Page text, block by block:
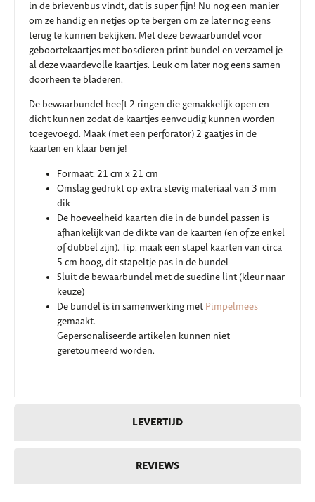
LEVERTIJD
REVIEWS
in de brievenbus vindt, dat is super fijn! Nu nog een manier
om ze handig en netjes op te bergen om ze later nog eens
terug te kunnen bekijken. Met deze bewaarbundel voor
geboortekaartjes met bosdieren print bundel en verzamel je
al deze waardevolle kaartjes. Leuk om later nog eens samen
doorheen te bladeren.
De bewaarbundel heeft 2 ringen die gemakkelijk open en
dicht kunnen zodat de kaartjes eenvoudig kunnen worden
toegevoegd. Maak (met een perforator) 2 gaatjes in de
kaarten en klaar ben je!
Formaat: 21 cm x 21 cm
Omslag gedrukt op extra stevig materiaal van 3 mm
dik
De hoeveelheid kaarten die in de bundel passen is
afhankelijk van de dikte van de kaarten (en of ze enkel
of dubbel zijn). Tip: maak een stapel kaarten van circa
5 cm hoog, dit stapeltje pas in de bundel
Sluit de bewaarbundel met de suedine lint (kleur naar
keuze)
De bundel is in samenwerking met Pimpelmees
gemaakt.
Gepersonaliseerde artikelen kunnen niet
geretourneerd worden.